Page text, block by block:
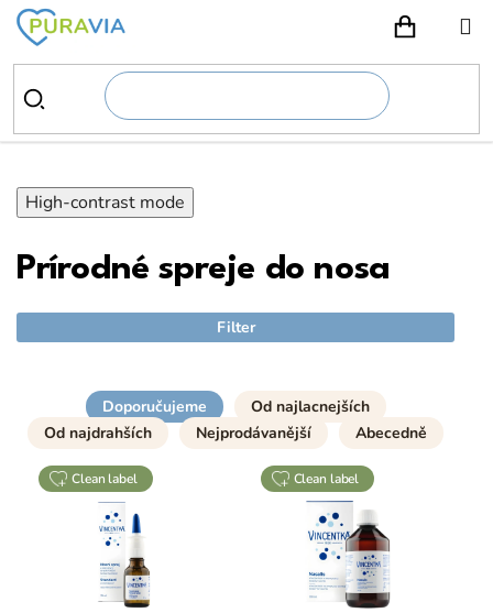
Prejsť
obsah
High-contrast mode
Prírodné spreje do nosa
Filter
Doporučujeme
Od najlacnejších
Od najdrahších
Nejprodávanější Abecedně
clean label clean label